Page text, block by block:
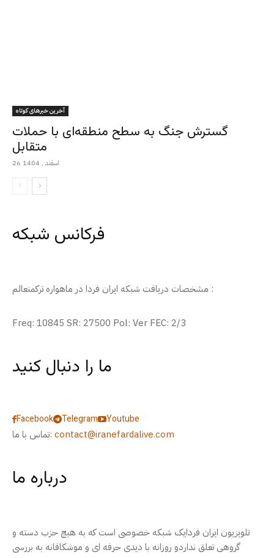
آخرین خبرهای کوتاه
گسترش جنگ به سطح منطقه‌ای با حملات
متقابل
26 اسفند , 1404
فرکانس شبکه
مشخصات دریافت شبکه ایران فردا در ماهواره ترکمنعالم :
Freq: 10845 SR: 27500 Pol: Ver FEC: 2/3
ما را دنبال کنید
Facebook Telegram
Youtube
تماس با ما: contact@iranefardalive.com
درباره ما
تلویزیون ایران فردایک شبکه خصوصی است که به هیچ حزب دسته و
گروهی تعلق نداردو روزانه با دیدی حرفه ای و موشکافانه به بررسی